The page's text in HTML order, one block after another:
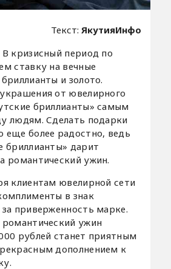
Текст: ЯкутияИнфо
В кризисный период по
ставку на вечные
и золото.
от ювелирного
бриллианты» самым
людям. Сделать подарки
более радостно, ведь
бриллианты» дарит
романтический ужин.
клиентам ювелирной сети
в знак
приверженность марке.
ужин
рублей станет приятным
дополнением к